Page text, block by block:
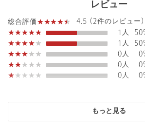
※商品画像は、光の当たり具合やパソコンな
り、実際の色味と異なって見える場合がござ
※商品の色味の目安は、商品単体の画像をご
店舗へお問い合わせの際は、全国のUNITED
で下記の品名/品番をお申し付けください。
品名：L/BON OBLIQUE P SV 品番：
商品詳細
レビュー
総合評価
4.5 (2件のレビュー)
1人
1人
0人
0人
0人
もっと見る